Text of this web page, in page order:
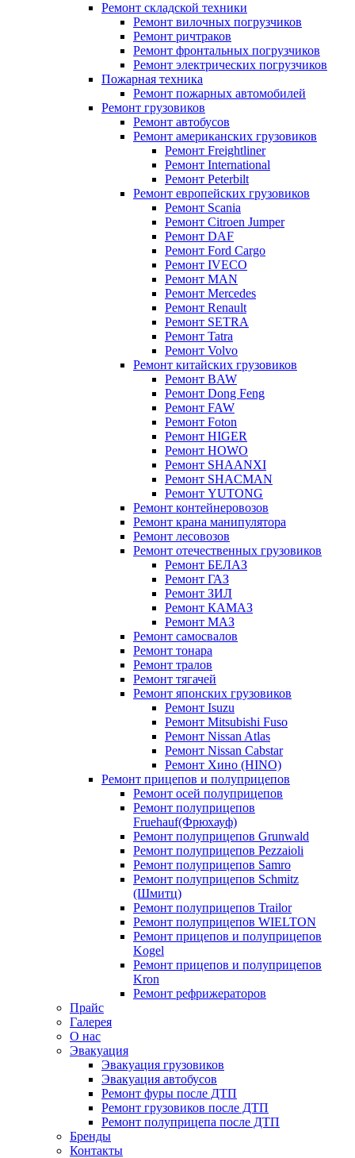
Ремонт складской техники
Ремонт вилочных погрузчиков
Ремонт ричтраков
Ремонт фронтальных погрузчиков
Ремонт электрических погрузчиков
Пожарная техника
Ремонт пожарных автомобилей
Ремонт грузовиков
Ремонт автобусов
Ремонт американских грузовиков
Ремонт Freightliner
Ремонт International
Ремонт Peterbilt
Ремонт европейских грузовиков
Ремонт Scania
Ремонт Citroen Jumper
Ремонт DAF
Ремонт Ford Cargo
Ремонт IVECO
Ремонт MAN
Ремонт Mercedes
Ремонт Renault
Ремонт SETRA
Ремонт Tatra
Ремонт Volvo
Ремонт китайских грузовиков
Ремонт BAW
Ремонт Dong Feng
Ремонт FAW
Ремонт Foton
Ремонт HIGER
Ремонт HOWO
Ремонт SHAANXI
Ремонт SHACMAN
Ремонт YUTONG
Ремонт контейнеровозов
Ремонт крана манипулятора
Ремонт лесовозов
Ремонт отечественных грузовиков
Ремонт БЕЛАЗ
Ремонт ГАЗ
Ремонт ЗИЛ
Ремонт КАМАЗ
Ремонт МАЗ
Ремонт самосвалов
Ремонт тонара
Ремонт тралов
Ремонт тягачей
Ремонт японских грузовиков
Ремонт Isuzu
Ремонт Mitsubishi Fuso
Ремонт Nissan Atlas
Ремонт Nissan Cabstar
Ремонт Хино (HINO)
Ремонт прицепов и полуприцепов
Ремонт осей полуприцепов
Ремонт полуприцепов
Fruehauf(Фрюхауф)
Ремонт полуприцепов Grunwald
Ремонт полуприцепов Pezzaioli
Ремонт полуприцепов Samro
Ремонт полуприцепов Schmitz
(Шмитц)
Ремонт полуприцепов Trailor
Ремонт полуприцепов WIELTON
Ремонт прицепов и полуприцепов
Kogel
Ремонт прицепов и полуприцепов
Kron
Ремонт рефрижераторов
Прайс
Галерея
О нас
Эвакуация
Эвакуация грузовиков
Эвакуация автобусов
Ремонт фуры после ДТП
Ремонт грузовиков после ДТП
Ремонт полуприцепа после ДТП
Бренды
Контакты